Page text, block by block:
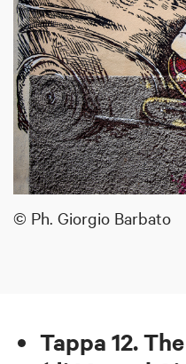
© Ph. Giorgio Barbato
Tappa 12.